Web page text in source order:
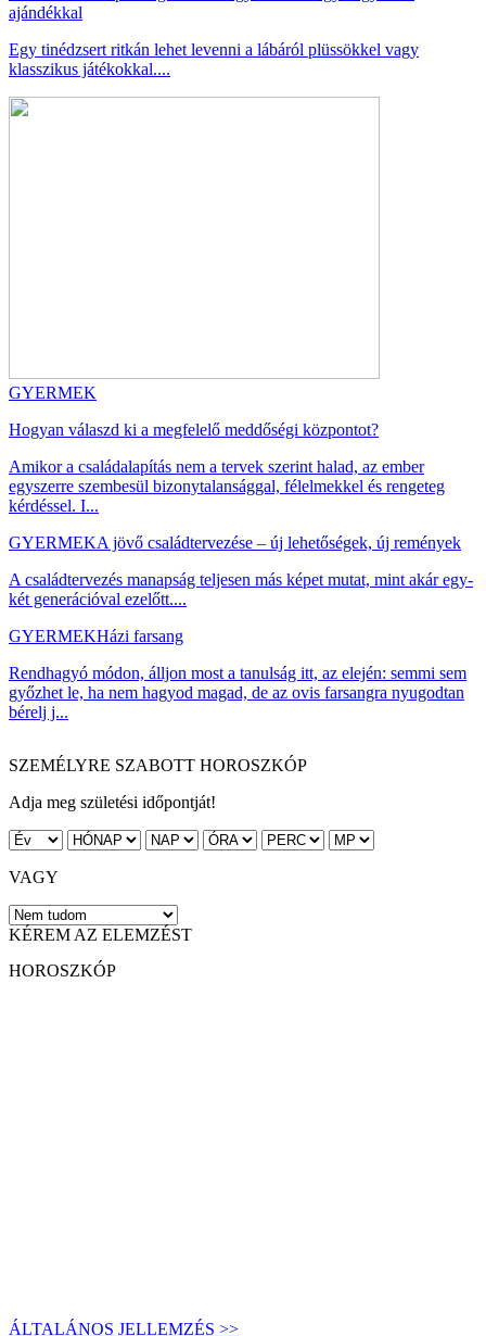
ajándékkal
Egy tinédzsert ritkán lehet levenni a lábáról plüssökkel vagy
klasszikus játékokkal....
GYERMEK
Hogyan válaszd ki a megfelelő meddőségi központot?
Amikor a családalapítás nem a tervek szerint halad, az ember
egyszerre szembesül bizonytalansággal, félelmekkel és rengeteg
kérdéssel. I...
GYERMEKA jövő családtervezése – új lehetőségek, új remények
A családtervezés manapság teljesen más képet mutat, mint akár egy-
két generációval ezelőtt....
GYERMEKHázi farsang
Rendhagyó módon, álljon most a tanulság itt, az elején: semmi sem
győzhet le, ha nem hagyod magad, de az ovis farsangra nyugodtan
bérelj j...
SZEMÉLYRE SZABOTT HOROSZKÓP
Adja meg születési időpontját!
VAGY
KÉREM AZ ELEMZÉST
HOROSZKÓP
ÁLTALÁNOS JELLEMZÉS >>